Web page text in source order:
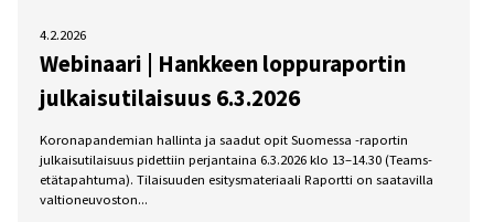
4.2.2026
Webinaari | Hankkeen loppuraportin
julkaisutilaisuus 6.3.2026
Koronapandemian hallinta ja saadut opit Suomessa -raportin
julkaisutilaisuus pidettiin perjantaina 6.3.2026 klo 13–14.30 (Teams-
etätapahtuma). Tilaisuuden esitysmateriaali Raportti on saatavilla
valtioneuvoston...